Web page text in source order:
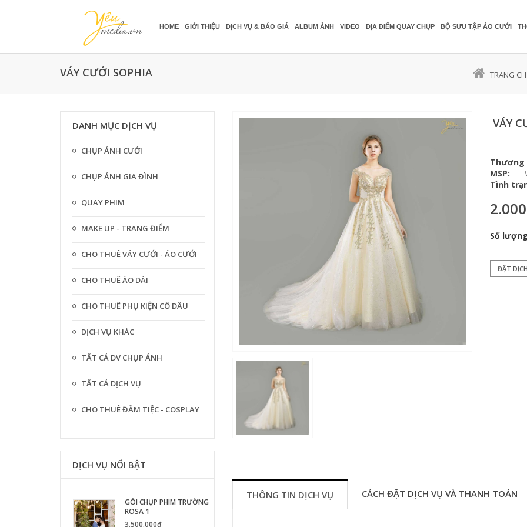
HOME GIỚI THIỆU DỊCH VỤ & BÁO GIÁ ALBUM ẢNH VIDEO ĐỊA ĐIỂM QUAY CHỤP BỘ SƯU TẬP ÁO CƯỚI
VÁY CƯỚI SOPHIA TRANG
DANH MỤC DỊCH VỤ
CHỤP ẢNH CƯỚI
CHỤP ẢNH GIA ĐÌNH
QUAY PHIM
MAKE UP - TRANG ĐIỂM
CHO THUÊ VÁY CƯỚI - ÁO CƯỚI
CHO THUÊ ÁO DÀI
CHO THUÊ PHỤ KIỆN CÔ DÂU
DỊCH VỤ KHÁC
TẤT CẢ DV CHỤP ẢNH
TẤT CẢ DỊCH VỤ
CHO THUÊ ĐẦM TIỆC - COSPLAY
DỊCH VỤ NỔI BẬT
GÓI CHỤP PHIM TRƯỜNG
ROSA 1
3.500.000₫
VÁY
Thương
MSP:
Tình
Số
ĐẶT
THÔNG TIN DỊCH VỤ CÁCH ĐẶT DỊCH VỤ VÀ THANH TOÁN